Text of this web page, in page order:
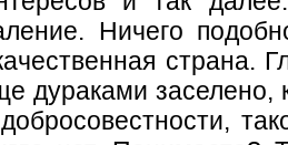
Ничего
страна.
дураками заселено,